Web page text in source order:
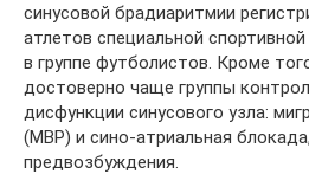
синусовой брадиаритмии
атлетов специальной
в группе футболистов. Кроме
достоверно чаще группы
дисфункции синусового узла:
(МВР) и сино-атриальная
предвозбуждения.